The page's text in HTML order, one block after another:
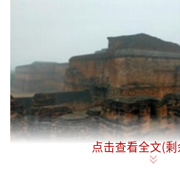
点击查看全文(剩